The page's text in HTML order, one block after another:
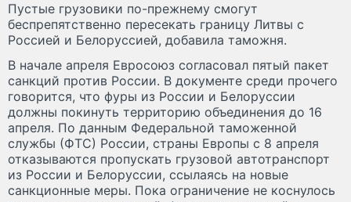
Пустые грузовики по-прежнему смогут
беспрепятственно пересекать границу Литвы с
Россией и Белоруссией, добавила таможня.
В начале апреля Евросоюз согласовал пятый пакет
санкций против России. В документе среди прочего
говорится, что фуры из России и Белоруссии
должны покинуть территорию объединения до 16
апреля. По данным Федеральной таможенной
службы (ФТС) России, страны Европы с 8 апреля
отказываются пропускать грузовой автотранспорт
из России и Белоруссии, ссылаясь на новые
санкционные меры. Пока ограничение не коснулось